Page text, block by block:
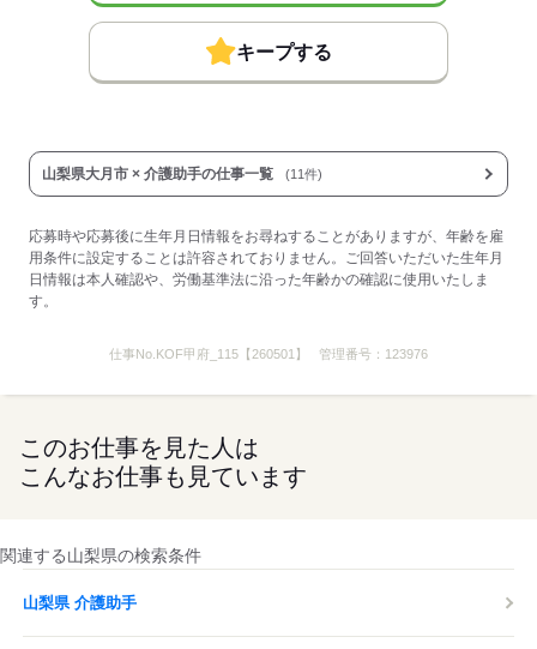
（男5：女5）
平均年齢
医療・介護・福祉関連
応募する
キープする
山梨県大月市 × 介護助手の仕事一覧 (11件)
応募時や応募後に生年月日情報をお尋ねすることがありますが、年齢を雇
用条件に設定することは許容されておりません。ご回答いただいた生年月
日情報は本人確認や、労働基準法に沿った年齢かの確認に使用いたしま
す。
仕事No. KOF甲府_115【260501】 管理番号： 123976
このお仕事を見た人は
こんなお仕事も見ています
関連する山梨県の検索条件
山梨県 介護助手